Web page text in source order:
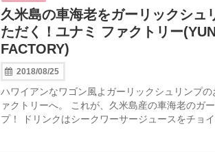
久米島の車海老をガーリックシュ
ただく！ユナミ ファクトリー
FACTORY)
2018/08/25
ハワイアンなワゴン風よガーリックシュリンプの
ァクトリーへ。 これが、久米島産の車海老のガ
プ！ ドリンクはシークワーサージュースをチョ